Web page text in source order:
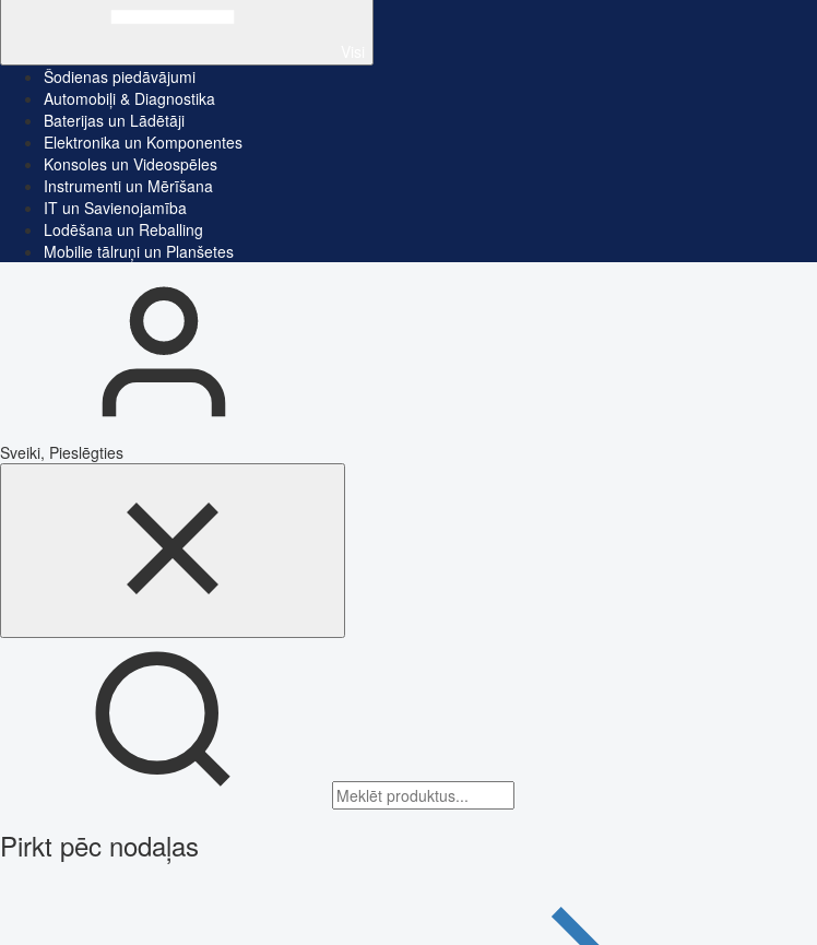
Šodienas piedāvājumi
Automobiļi & Diagnostika
Baterijas un Lādētāji
Elektronika un Komponentes
Konsoles un Videospēles
Instrumenti un Mērīšana
IT un Savienojamība
Lodēšana un Reballing
Mobilie tālruņi un Planšetes
Sveiki, Pieslēgties
Pirkt pēc nodaļas